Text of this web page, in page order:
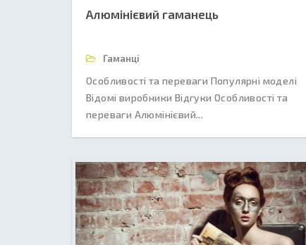
Алюмінієвий гаманець
Гаманці
Особливості та переваги Популярні моделі
Відомі виробники Відгуки Особливості та
переваги Алюмінієвий...